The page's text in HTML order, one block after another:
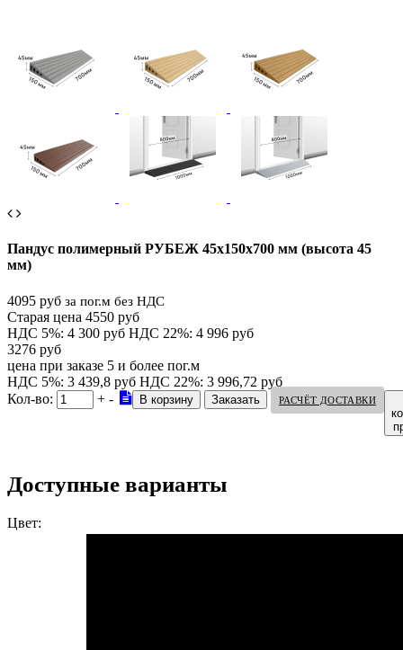
Пандус полимерный РУБЕЖ 45х150х700 мм (высота 45
мм)
4095 руб за пог.м без НДС
Старая цена 4550 руб
НДС 5%: 4 300 руб НДС 22%: 4 996 руб
3276 руб
цена при заказе 5 и более пог.м
НДС 5%: 3 439,8 руб НДС 22%: 3 996,72 руб
Кол-во:
+ - РАСЧЁТ ДОСТАВКИ
Доступные варианты
Цвет: